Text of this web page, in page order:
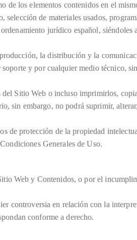
de los elementos contenidos en el
de materiales usados,
jurídico español, siéndoles
la distribución y la
y por cualquier medio técnico,
Sitio Web o incluso imprimirlos,
sin embargo, no podrá suprimir,
de protección de la propiedad
Generales de Uso.
Web y Contenidos, o por el
controversia en relación con la
conforme a derecho.